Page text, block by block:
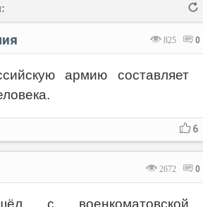
825 0
армию составляет
6
2672 0